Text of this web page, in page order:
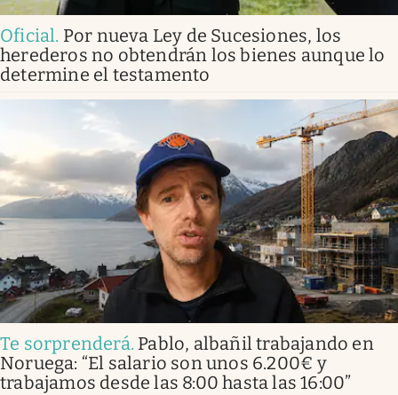
Oficial. Por nueva Ley de Sucesiones, los
herederos no obtendrán los bienes aunque lo
determine el testamento
Te sorprenderá. Pablo, albañil trabajando en
Noruega: “El salario son unos 6.200€ y
trabajamos desde las 8:00 hasta las 16:00”